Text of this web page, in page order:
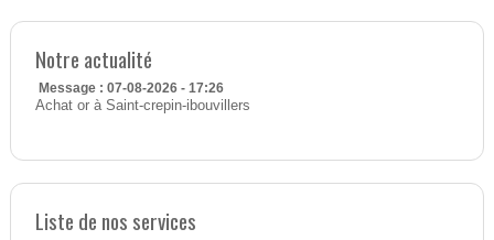
Notre actualité
Message : 07-08-2026 - 17:26
Achat or à Saint-crepin-ibouvillers
Liste de nos services